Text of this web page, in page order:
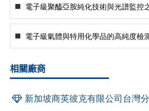
電子級聚醯亞胺純化技術與光譜監控
電子級氣體與特用化學品的高純度檢
相關廠商
新加坡商英彼克有限公司台灣